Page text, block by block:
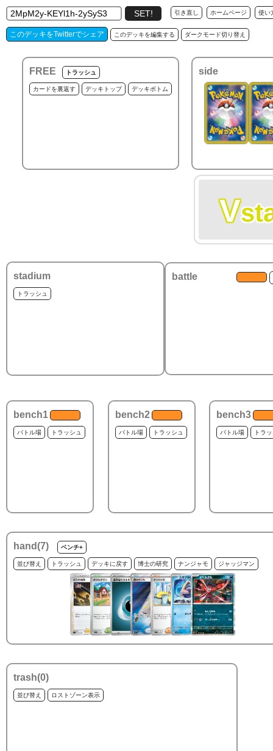
引き直し ホームページ 使い
このデッキをTwitterでシェア このデッキを編集する ダークモード切り替え
FREE トラッシュ
カードを裏返す デッキトップ デッキボトム
side
V
stadium
トラッシュ
battle
bench1
バトル場 トラッシュ
bench2
バトル場 トラッシュ
bench3
バトル場 トラ
hand(7) ベンチ+
並び替え トラッシュ デッキに戻す 博士の研究 ナンジャモ ジャッジマン
trash(0)
並び替え ロストゾーン表示